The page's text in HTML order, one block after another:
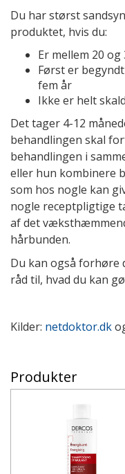
Du har størst
produktet, hvis du:
Er mellem 20 og
Først er
fem år
Ikke er helt
Det tager 4-12
behandlingen skal
behandlingen i
eller hun kombinere
som hos nogle kan
nogle receptpligtige
af det
hårbunden.
Du kan også forhøre
råd til, hvad du kan
Kilder: netdoktor.dk
Produkter